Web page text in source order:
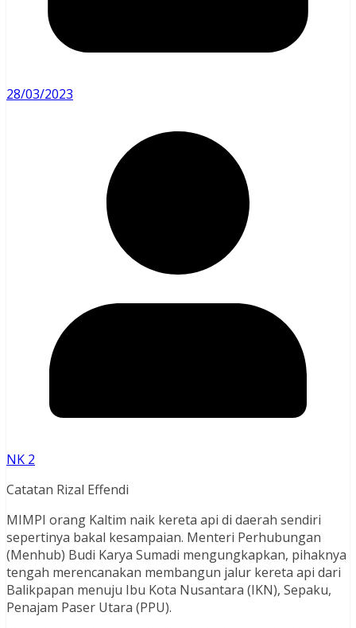
28/03/2023
NK 2
Catatan Rizal Effendi
MIMPI orang Kaltim naik kereta api di daerah sendiri
sepertinya bakal kesampaian. Menteri Perhubungan
(Menhub) Budi Karya Sumadi mengungkapkan, pihaknya
tengah merencanakan membangun jalur kereta api dari
Balikpapan menuju Ibu Kota Nusantara (IKN), Sepaku,
Penajam Paser Utara (PPU).